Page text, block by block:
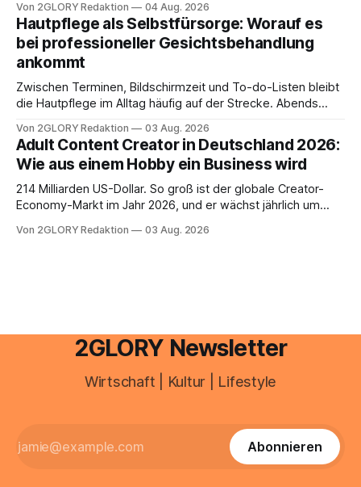
besitzt, loggt sich heute über das Vodafone E-Mail & Cloud
Portal ein. Der klassische Arcor Login über mail.
Von 2GLORY Redaktion 04 Aug. 2026
Hautpflege als Selbstfürsorge: Worauf es
bei professioneller Gesichtsbehandlung
ankommt
Zwischen Terminen, Bildschirmzeit und To-do-Listen bleibt
die Hautpflege im Alltag häufig auf der Strecke. Abends
Drogerie – mehr ist zeitlich oft nicht drin. Dabei reagiert die
Haut empfindlich auf Stress, Schlafmangel und
Umwelteinflüsse: Sie wirkt müde, spannt oder neigt zu
Unreinheiten. Professionelle
Von 2GLORY Redaktion 03 Aug. 2026
Adult Content Creator in Deutschland 2026:
Wie aus einem Hobby ein Business wird
214 Milliarden US-Dollar. So groß ist der globale Creator-
Economy-Markt im Jahr 2026, und er wächst jährlich um
ist längst ein ernstzunehmender Wirtschaftszweig. Weltweit
Von 2GLORY Redaktion 03 Aug. 2026
2GLORY Newsletter
Wirtschaft | Kultur | Lifestyle
Abonnieren